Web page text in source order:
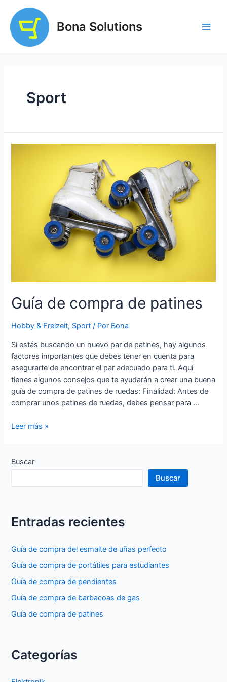
contenido
Bona Solutions
Sport
Guía de compra de patines
Hobby & Freizeit, Sport / Por Bona
Si estás buscando un nuevo par de patines, hay algunos
factores importantes que debes tener en cuenta para
asegurarte de encontrar el par adecuado para ti. Aquí
tienes algunos consejos que te ayudarán a crear una buena
guía de compra de patines de ruedas: Finalidad: Antes de
comprar unos patines de ruedas, debes pensar para …
Guía
de
patines
Leer más »
Buscar
Buscar
Entradas recientes
Guía de compra del esmalte de uñas perfecto
Guía de compra de portátiles para estudiantes
Guía de compra de pendientes
Guía de compra de barbacoas de gas
Guía de compra de patines
Categorías